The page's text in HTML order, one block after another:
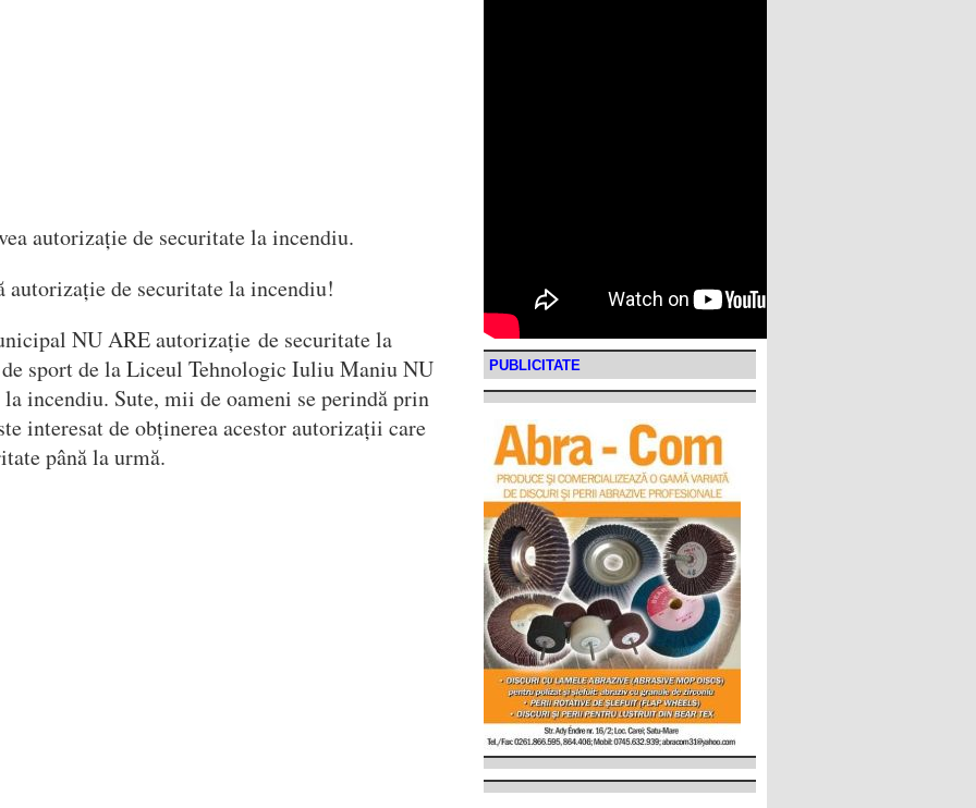
autorizație de securitate la incendiu.
autorizație de securitate la incendiu!
NU ARE autorizație de securitate la
sport de la Liceul Tehnologic Iuliu Maniu NU
incendiu. Sute, mii de oameni se perindă prin
interesat de obținerea acestor autorizații care
până la urmă.
PUBLICITATE